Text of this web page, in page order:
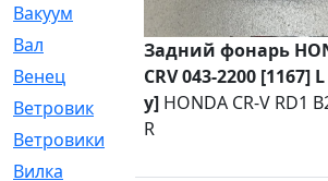
Вакуум
[23]
Вал
[194]
Венец
[16]
Ветровик
[132]
Ветровики
Вилка
[15]
Задний фонарь
CRV 043-2200 [1167]
у] HONDA CR-V RD1
R